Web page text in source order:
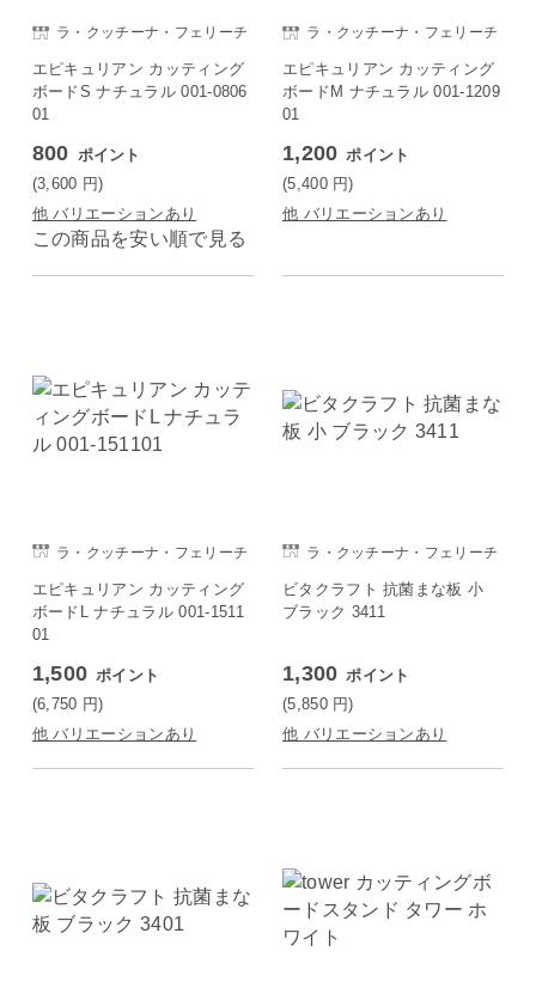
ラ・クッチーナ・フェリーチ
エピキュリアン カッティング
ボードS ナチュラル 001-0806
01
800 ポイント
(3,600 円)
他 バリエーションあり
この商品を安い順で見る
ラ・クッチーナ・フェリーチ
エピキュリアン カッティング
ボードM ナチュラル 001-1209
01
1,200 ポイント
(5,400 円)
他 バリエーションあり
ラ・クッチーナ・フェリーチ
エピキュリアン カッティング
ボードL ナチュラル 001-1511
01
1,500 ポイント
(6,750 円)
他 バリエーションあり
ラ・クッチーナ・フェリーチ
ビタクラフト 抗菌まな板 小
ブラック 3411
1,300 ポイント
(5,850 円)
他 バリエーションあり